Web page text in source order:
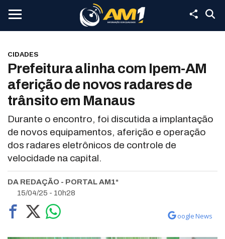
CIDADES
Prefeitura alinha com Ipem-AM
aferição de novos radares de
trânsito em Manaus
Durante o encontro, foi discutida a implantação
de novos equipamentos, aferição e operação
dos radares eletrônicos de controle de
velocidade na capital.
DA REDAÇÃO - PORTAL AM1*
15/04/25 - 10h28
oogle News